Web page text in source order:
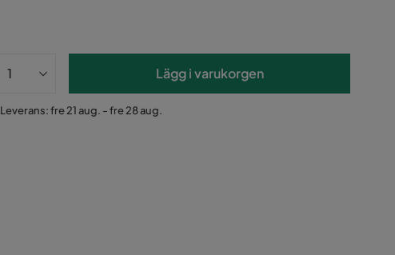
Lägg i varukorgen
Leverans: fre 21 aug. - fre 28 aug.